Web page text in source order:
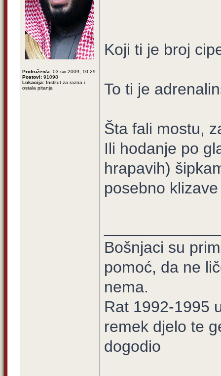
Pridružen/a: 03 svi 2009, 10:29
Postovi: 91098
Lokacija: Institut za razna i
ostala pitanja
Koji ti je broj
To ti je
Šta fali mostu,
Ili hodanje po
hrapavih)
posebno
Bošnjaci su
pomoć, da ne
nema.
Rat 1992-1995
remek djelo te
dogodio